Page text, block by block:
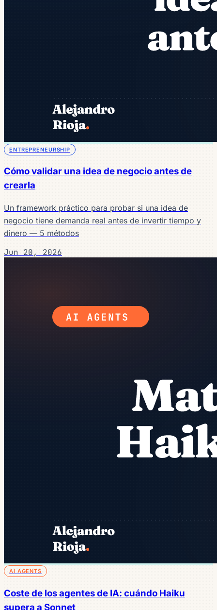
ENTREPRENEURSHIP
Cómo validar una idea de negocio antes de
crearla
Un framework práctico para probar si una idea de
negocio tiene demanda real antes de invertir tiempo y
dinero — 5 métodos
Jun 20, 2026
AI AGENTS
Coste de los agentes de IA: cuándo Haiku
supera a Sonnet